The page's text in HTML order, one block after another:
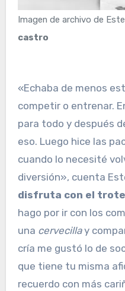
Imagen de archivo de
castro
«Echaba de menos
competir o entrenar.
para todo y después
eso. Luego hice las
cuando lo necesité
diversión», cuenta
disfruta con el trote
hago por ir con los
una cervecillay
cría me gustó lo de
que tiene tu misma
recuerdo con más